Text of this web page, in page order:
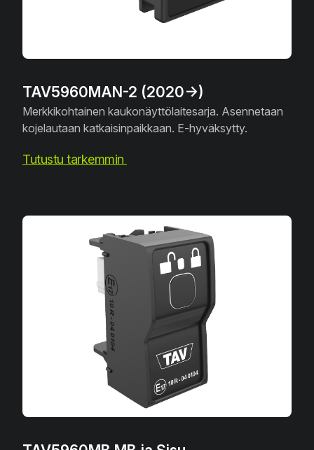
TAV5960MAN-2 (2020->)
Merkkikohtainen kaukonäyttölaitesarja. Asennetaan
kojelautaan katkaisinpaikkaan. E-hyväksytty.
Tutustu tarkemmin